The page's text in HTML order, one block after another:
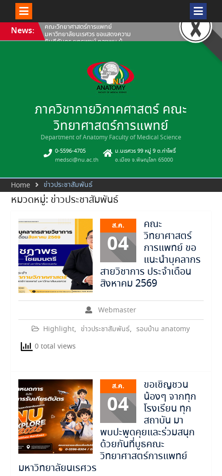
Skip
content
News: คณะวิทยาศาสตร์การแพทย์
มหาวิทยาลัยนเรศวร ขอแสดงความ
ยินดีกับดร.ยุทธพงษ์ ทองพบ ผู้
คณะวิทยาศาสตร์การแพทย์ ขอ
แนะนำบุคลากรสายวิชาการ ประจำ
เดือนสิงหาคม 2569
ขอเชิญชวนน้องๆ จากทุกโรงเรียน
ทุกสถาบัน มาพบปะพูดคุยและร่วม
การแพทย์ มหาวิทยาลัยนเรศวร
ภาควิชากายวิภาคศาสตร์ คณะ
วิทยาศาสตร์การแพทย์
Department of Anatomy Faculty of Medical Science
0-5596-4705
medsci@nu.ac.th
ม.นเรศวร 99 หมู่ 9 ต.ท่าโพธิ์
อ.เมือง จ.พิษณุโลก 65000
Home ข่าวประชาสัมพันธ์
หมวดหมู่: ข่าวประชาสัมพันธ์
ส.ค.
04
คณะ
วิทยาศาสตร์
การแพทย์ ขอ
แนะนำบุคลากร
สายวิชาการ ประจำเดือน
สิงหาคม 2569
Webmaster
Highlight, ข่าวประชาสัมพันธ์, รอบบ้าน anatomy
0 total views
ส.ค.
04
ขอเชิญชวน
น้องๆ จากทุก
โรงเรียน ทุก
สถาบัน มา
พบปะพูดคุยและร่วมสนุก
ด้วยกันที่บูธคณะ
วิทยาศาสตร์การแพทย์
มหาวิทยาลัยนเรศวร